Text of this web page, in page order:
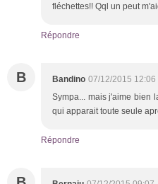
fléchettes!! Qql un peut
Répondre
B Bandino 07/12/2015 12:06
Sympa... mais j'aime bien
qui apparait toute seule
Répondre